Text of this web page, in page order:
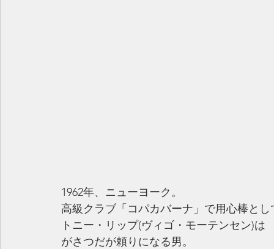
1962年、ニューヨーク。
高級クラブ「コパカバーナ」で用心棒とし
トニー・リップ(ヴィゴ・モーテンセン)は
がさつだが頼りになる男。